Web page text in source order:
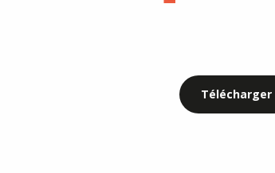
Télécharger